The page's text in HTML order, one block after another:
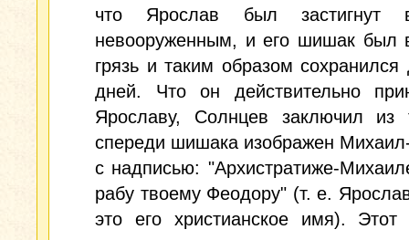
что Ярослав был застигнут
невооруженным, и его шишак был
грязь и таким образом
дней. Что он действительно
Ярославу, Солнцев заключил из
спереди шишака изображен
с надписью: "Архистратиже-
рабу твоему Феодору" (т. е.
это его христианское имя). Этот